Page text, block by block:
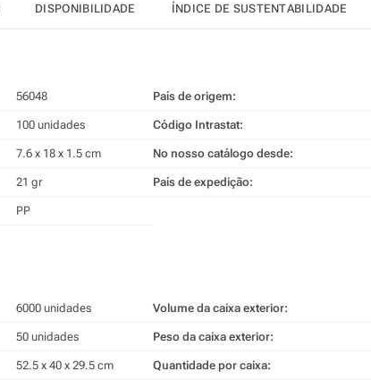
DISPONIBILIDADE ÍNDICE DE SUSTENTABILIDADE
56048
100 unidades
7.6 x 18 x 1.5 cm
21 gr
PP
País de origem:
Código Intrastat:
No nosso catálogo desde:
País de expedição:
6000 unidades
50 unidades
52.5 x 40 x 29.5 cm
Volume da caixa exterior:
Peso da caixa exterior:
Quantidade por caixa: